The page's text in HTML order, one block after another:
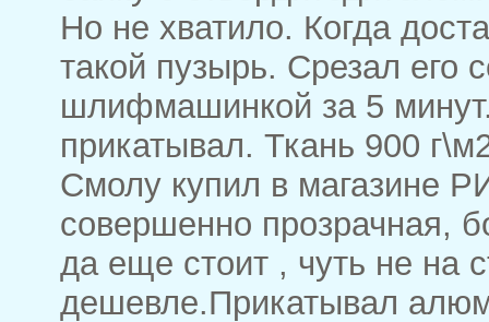
Но не хватило. Когда
такой пузырь. Срезал его
шлифмашинкой за 5
прикатывал. Ткань 900
Смолу купил в магазине
совершенно прозрачная,
да еще стоит , чуть не на
дешевле.Прикатывал